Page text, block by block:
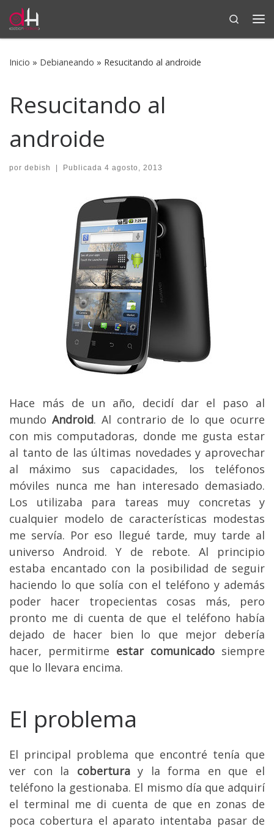
Saltar al contenido
Search
Inicio » Debianeando » Resucitando al androide
Resucitando al
androide
por debish | Publicada 4 agosto, 2013
Hace más de un año, decidí dar el paso al
mundo Android. Al contrario de lo que ocurre
con mis computadoras, donde me gusta estar
al tanto de las últimas novedades y aprovechar
al máximo sus capacidades, los teléfonos
móviles nunca me han interesado demasiado.
Los utilizaba para tareas muy concretas y
cualquier modelo de características modestas
me servía. Por eso llegué tarde, muy tarde al
universo Android. Y de rebote. Al principio
estaba encantado con la posibilidad de seguir
haciendo lo que solía con el teléfono y además
poder hacer tropecientas cosas más, pero
pronto me di cuenta de que el teléfono había
dejado de hacer bien lo que mejor debería
hacer, permitirme estar comunicado siempre
que lo llevara encima.
El problema
El principal problema que encontré tenía que
ver con la coberturay la forma en que el
teléfono la gestionaba. El mismo día que adquirí
el terminal me di cuenta de que en zonas de
poca cobertura el aparato intentaba pasar de